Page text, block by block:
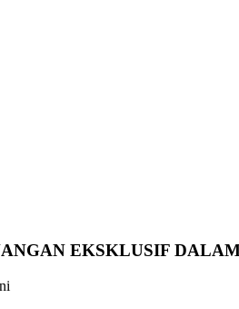
EKSKLUSIF